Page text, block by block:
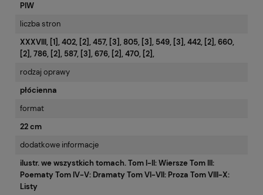
PIW
liczba stron
XXXVIII, [1], 402, [2], 457, [3], 805, [3], 549, [3], 442, [2], 660,
[2], 786, [2], 587, [3], 676, [2], 470, [2],
rodzaj oprawy
płócienna
format
22 cm
dodatkowe informacje
ilustr. we wszystkich tomach. Tom I-II: Wiersze Tom III:
Poematy Tom IV-V: Dramaty Tom VI-VII: Proza Tom VIII-X:
Listy